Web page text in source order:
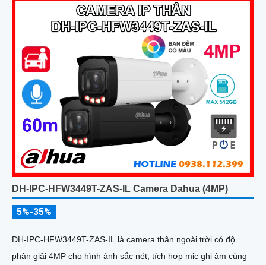
DH-IPC-HFW3449T-ZAS-IL Camera Dahua (4MP)
5%-35%
DH-IPC-HFW3449T-ZAS-IL là camera thân ngoài trời có độ
phân giải 4MP cho hình ảnh sắc nét, tích hợp mic ghi âm cùng